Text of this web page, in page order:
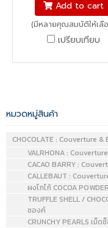
Add to cart
(มีหลายคุณสมบัติให้เลื
เปรียบเทียบ
หมวดหมู่สินค้า
CHOCOLATE : Couverture
VALRHONA :
CACAO BARRY :
CALLEBAUT :
ผงโกโก้ COCOA
TRUFFLE SHELL /
ซองค์
CRUNCHY PEARLS เ